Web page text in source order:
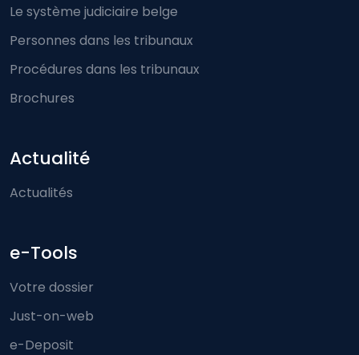
Le système judiciaire belge
Personnes dans les tribunaux
Procédures dans les tribunaux
Brochures
Actualité
Actualités
e-Tools
Votre dossier
Just-on-web
e-Deposit